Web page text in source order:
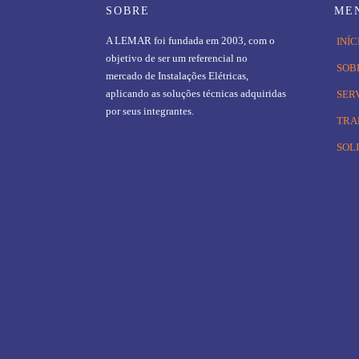
SOBRE
A LEMAR foi fundada em 2003, com o
objetivo de ser um referencial no
mercado de Instalações Elétricas,
aplicando as soluções técnicas adquiridas
por seus integrantes.